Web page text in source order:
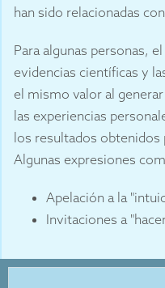
han sido relacionadas
Para algunas personas,
evidencias científicas y
el mismo valor al
las experiencias
los resultados
Algunas expresiones
Apelación a la
Invitaciones a